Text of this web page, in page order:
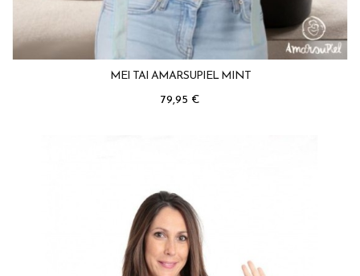
MEI TAI AMARSUPIEL MINT
Precio
79,95 €